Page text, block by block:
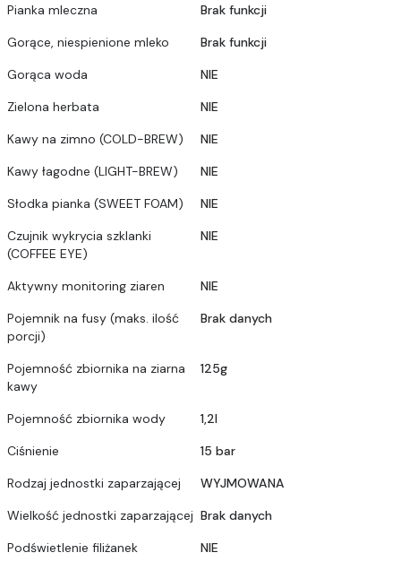
Pianka mleczna
Brak funkcji
Gorące, niespienione mleko
Brak funkcji
Gorąca woda
NIE
Zielona herbata
NIE
Kawy na zimno (COLD-BREW)
NIE
Kawy łagodne (LIGHT-BREW)
NIE
Słodka pianka (SWEET FOAM)
NIE
Czujnik wykrycia szklanki
(COFFEE EYE)
NIE
Aktywny monitoring ziaren
NIE
Pojemnik na fusy (maks. ilość
porcji)
Brak danych
Pojemność zbiornika na ziarna
kawy
125g
Pojemność zbiornika wody
1,2l
Ciśnienie
15 bar
Rodzaj jednostki zaparzającej
WYJMOWANA
Wielkość jednostki zaparzającej Brak danych
Podświetlenie filiżanek
NIE